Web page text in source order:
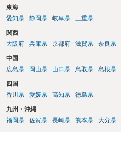
東海
愛知県
静岡県 岐阜県 三重県
関西
大阪府
兵庫県 京都府 滋賀県 奈良県
中国
広島県
岡山県 山口県 鳥取県 島根県
四国
香川県
愛媛県 高知県 徳島県
九州・沖縄
福岡県
佐賀県 長崎県 熊本県 大分県